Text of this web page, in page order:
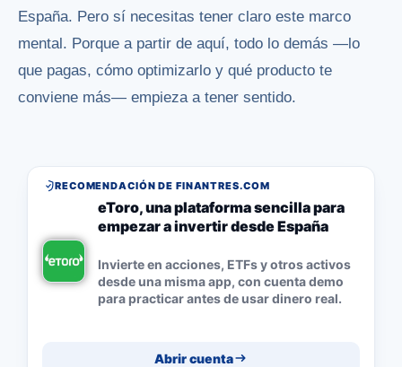
España. Pero sí necesitas tener claro este marco
mental. Porque a partir de aquí, todo lo demás —lo
que pagas, cómo optimizarlo y qué producto te
conviene más— empieza a tener sentido.
RECOMENDACIÓN DE FINANTRES.COM
eToro, una plataforma sencilla para
empezar a invertir desde España
Invierte en acciones, ETFs y otros activos
desde una misma app, con cuenta demo
para practicar antes de usar dinero real.
Abrir cuenta